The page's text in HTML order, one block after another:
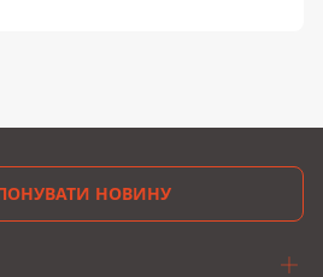
НОВИНУ